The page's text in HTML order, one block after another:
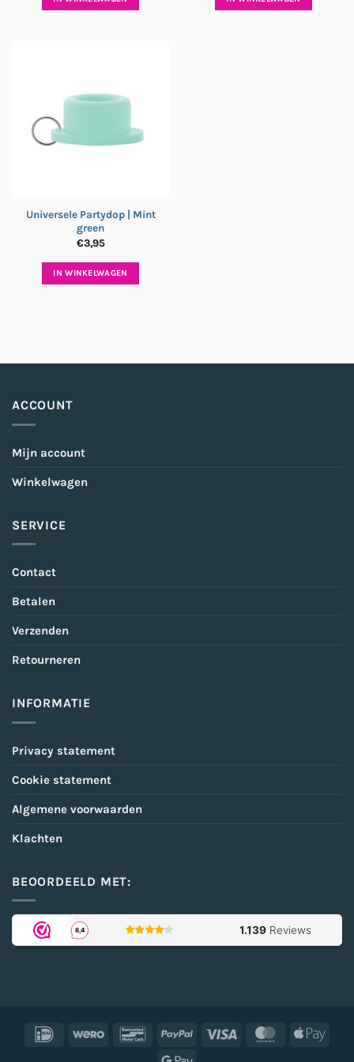
Universele Partydop | Mint
green
€3,95
IN WINKELWAGEN
ACCOUNT
Mijn account
Winkelwagen
SERVICE
Contact
Betalen
Verzenden
Retourneren
INFORMATIE
Privacy statement
Cookie statement
Algemene voorwaarden
Klachten
BEOORDEELD MET:
IDeal Wero BancontactPayPal Visa MasterCard